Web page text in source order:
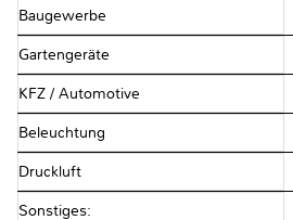
Baugewerbe
Gartengeräte
KFZ / Automotive
Beleuchtung
Druckluft
Sonstiges: